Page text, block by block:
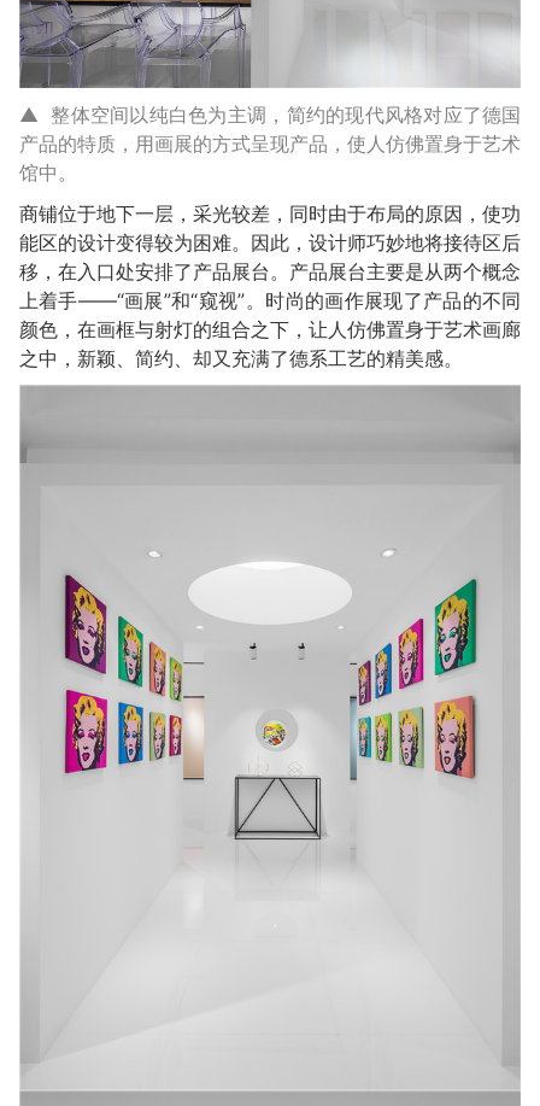
▲ 整体空间以纯白色为主调，简约的现代风格对应了德国
产品的特质，用画展的方式呈现产品，使人仿佛置身于艺术
馆中。
商铺位于地下一层，采光较差，同时由于布局的原因，使功
能区的设计变得较为困难。因此，设计师巧妙地将接待区后
移，在入口处安排了产品展台。产品展台主要是从两个概念
上着手——“画展”和“窥视”。时尚的画作展现了产品的不同
颜色，在画框与射灯的组合之下，让人仿佛置身于艺术画廊
之中，新颖、简约、却又充满了德系工艺的精美感。